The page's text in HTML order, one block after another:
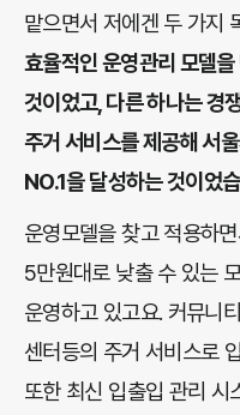
맡으면서 저에겐 두 가지
효율적인 운영관리 모델
것이었고, 다른 하나는 경
주거 서비스를 제공해 서
NO.1을 달성하는 것이었
운영모델을 찾고 적용하
5만원대로 낮출 수 있는
운영하고 있고요. 커뮤니
센터등의 주거 서비스로
또한 최신 입출입 관리